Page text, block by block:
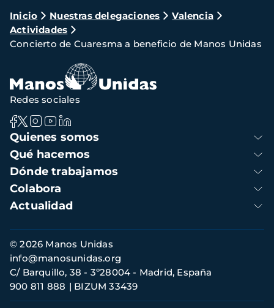
Ruta
de
navegación
Inicio Nuestras delegaciones
Valencia
Actividades
Concierto de Cuaresma a beneficio de Manos Unidas
Navegación
principal
Quienes somos
Qué hacemos
Dónde trabajamos
Colabora
Actualidad
Redes sociales
Información
de
contacto
© 2026 Manos Unidas
C/ Barquillo, 38 - 3º28004 - Madrid, España
900 811 888
BIZUM 33439
info@manosunidas.org